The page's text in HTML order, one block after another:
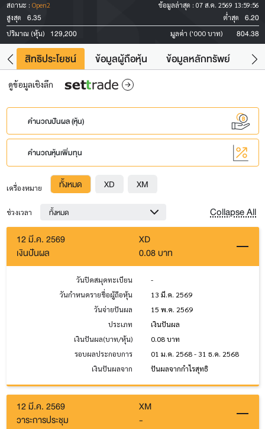
สถานะ : Open2 ข้อมูลล่าสุด : 07 ส.ค. 2569 13:59:56
สูงสุด
6.35 ต่ำสุด 6.20
ปริมาณ (หุ้น) 129,200 มูลค่า ('000 บาท) 804.38
สิทธิประโยชน์ ข้อมูลผู้ถือหุ้น ข้อมูลหลักทรัพย์
ดูข้อมูลเชิงลึก
คำนวณปันผล (หุ้น)
คำนวณหุ้นเพิ่มทุน
เครื่องหมาย ทั้งหมด XD XM
ช่วงเวลา ทั้งหมด Collapse All
12 มี.ค. 2569
XD
เงินปันผล
0.08 บาท
วันปิดสมุดทะเบียน
-
วันกำหนดรายชื่อผู้ถือหุ้น
13 มี.ค. 2569
วันจ่ายปันผล
15 พ.ค. 2569
ประเภท
เงินปันผล
เงินปันผล(บาท/หุ้น)
0.08 บาท
รอบผลประกอบการ
01 ม.ค. 2568 - 31 ธ.ค. 2568
เงินปันผลจาก
ปันผลจากกำไรสุทธิ
12 มี.ค. 2569
XM
วาระการประชุม
-